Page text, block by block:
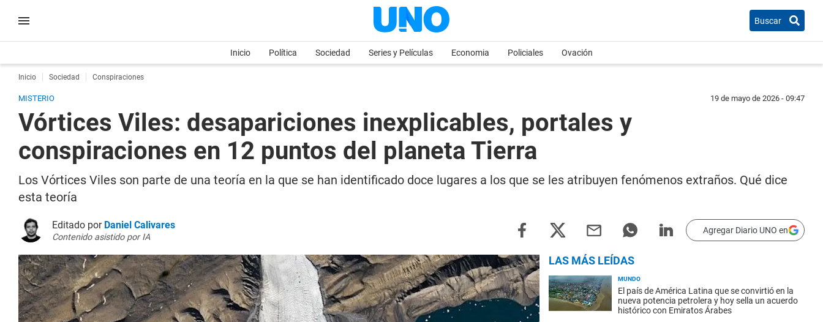
Buscar
Inicio Política Sociedad Series y Películas Economia Policiales Ovación
Inicio Sociedad Conspiraciones
MISTERIO 19 de mayo de 2026 - 09:47
Vórtices Viles: desapariciones inexplicables, portales y
conspiraciones en 12 puntos del planeta Tierra
Los Vórtices Viles son parte de una teoría en la que se han identificado doce lugares a los que se les atribuyen fenómenos extraños. Qué dice
esta teoría
Editado por Daniel Calivares
Contenido asistido por IA
Agregar Diario UNO en
LAS MÁS LEÍDAS
MUNDO
El país de América Latina que se convirtió en la
nueva potencia petrolera y hoy sella un acuerdo
histórico con Emiratos Árabes